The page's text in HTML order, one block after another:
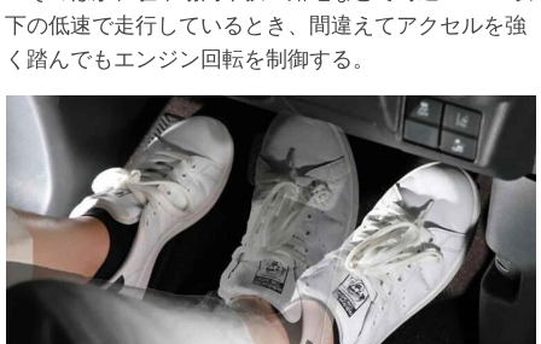
下の低速で走行しているとき、間違えてアクセルを強
く踏んでもエンジン回転を制御する。